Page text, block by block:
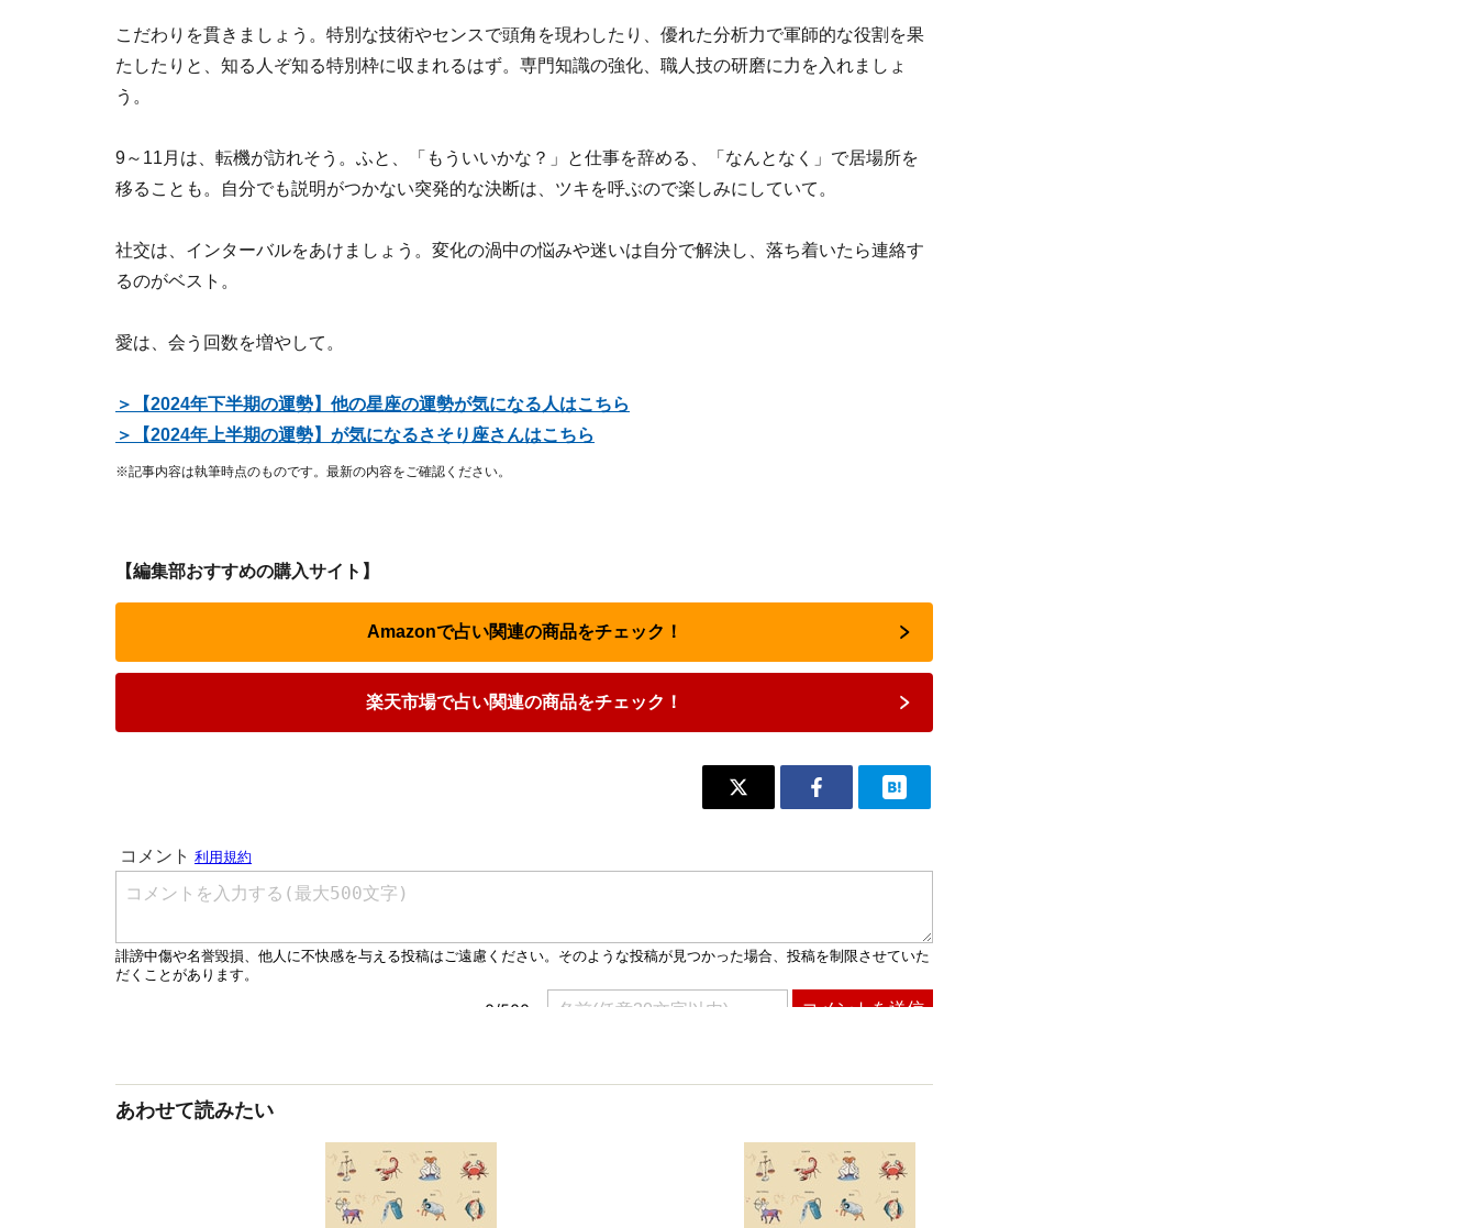
こだわりを貫きましょう。特別な技術やセンスで頭角を現わしたり、優れた分析力で軍師的な役割を果
たしたりと、知る人ぞ知る特別枠に収まれるはず。専門知識の強化、職人技の研磨に力を入れましょ
う。
9～11月は、転機が訪れそう。ふと、「もういいかな？」と仕事を辞める、「なんとなく」で居場所を
移ることも。自分でも説明がつかない突発的な決断は、ツキを呼ぶので楽しみにしていて。
社交は、インターバルをあけましょう。変化の渦中の悩みや迷いは自分で解決し、落ち着いたら連絡す
るのがベスト。
愛は、会う回数を増やして。
＞【2024年下半期の運勢】他の星座の運勢が気になる人はこちら
＞【2024年上半期の運勢】が気になるさそり座さんはこちら
※記事内容は執筆時点のものです。最新の内容をご確認ください。
【編集部おすすめの購入サイト】
Amazonで占い関連の商品をチェック！
楽天市場で占い関連の商品をチェック！
あわせて読みたい